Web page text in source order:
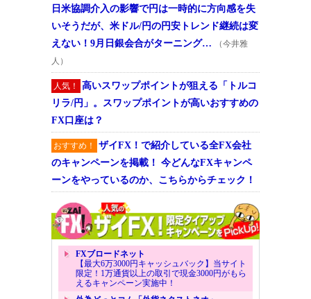
日米協調介入の影響で円は一時的に方向感を失
いそうだが、米ドル/円の円安トレンド継続は変
えない！9月日銀会合がターニング…
（今井雅
人）
人気！
高いスワップポイントが狙える「トルコ
リラ/円」。スワップポイントが高いおすすめの
FX口座は？
おすすめ！
ザイFX！で紹介している全FX会社
のキャンペーンを掲載！ 今どんなFXキャンペ
ーンをやっているのか、こちらからチェック！
FXブロードネット
【最大6万3000円キャッシュバック】当サイト
限定！1万通貨以上の取引で現金3000円がもら
えるキャンペーン実施中！